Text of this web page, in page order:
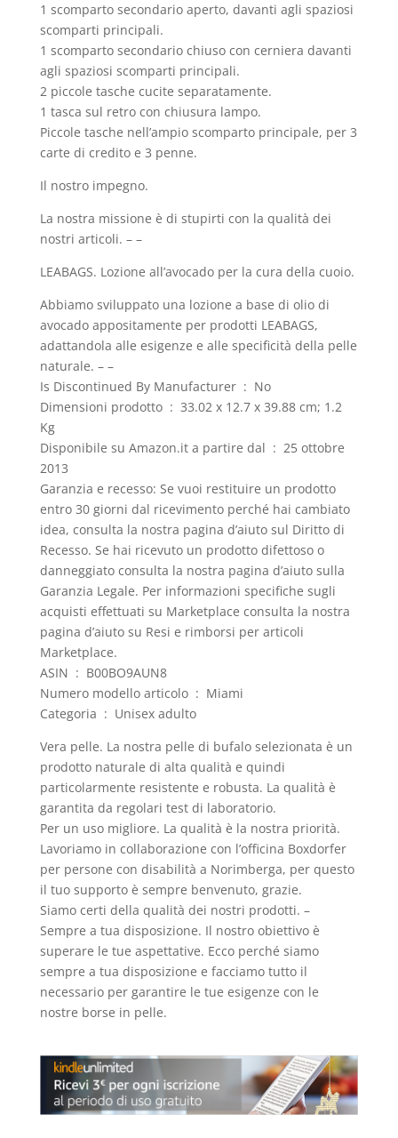
1 scomparto secondario aperto, davanti agli spaziosi
scomparti principali.
1 scomparto secondario chiuso con cerniera davanti
agli spaziosi scomparti principali.
2 piccole tasche cucite separatamente.
1 tasca sul retro con chiusura lampo.
Piccole tasche nell’ampio scomparto principale, per 3
carte di credito e 3 penne.
Il nostro impegno.
La nostra missione è di stupirti con la qualità dei
nostri articoli. – –
LEABAGS. Lozione all’avocado per la cura della cuoio.
Abbiamo sviluppato una lozione a base di olio di
avocado appositamente per prodotti LEABAGS,
adattandola alle esigenze e alle specificità della pelle
naturale. – –
Is Discontinued By Manufacturer ‏ : ‎ No
Dimensioni prodotto ‏ : ‎ 33.02 x 12.7 x 39.88 cm; 1.2
Kg
Disponibile su Amazon.it a partire dal ‏ : ‎ 25 ottobre
2013
Garanzia e recesso: Se vuoi restituire un prodotto
entro 30 giorni dal ricevimento perché hai cambiato
idea, consulta la nostra pagina d’aiuto sul Diritto di
Recesso. Se hai ricevuto un prodotto difettoso o
danneggiato consulta la nostra pagina d’aiuto sulla
Garanzia Legale. Per informazioni specifiche sugli
acquisti effettuati su Marketplace consulta la nostra
pagina d’aiuto su Resi e rimborsi per articoli
Marketplace.
ASIN ‏ : ‎ B00BO9AUN8
Numero modello articolo ‏ : ‎ Miami
Categoria ‏ : ‎ Unisex adulto
Vera pelle. La nostra pelle di bufalo selezionata è un
prodotto naturale di alta qualità e quindi
particolarmente resistente e robusta. La qualità è
garantita da regolari test di laboratorio.
Per un uso migliore. La qualità è la nostra priorità.
Lavoriamo in collaborazione con l’officina Boxdorfer
per persone con disabilità a Norimberga, per questo
il tuo supporto è sempre benvenuto, grazie.
Siamo certi della qualità dei nostri prodotti. –
Sempre a tua disposizione. Il nostro obiettivo è
superare le tue aspettative. Ecco perché siamo
sempre a tua disposizione e facciamo tutto il
necessario per garantire le tue esigenze con le
nostre borse in pelle.